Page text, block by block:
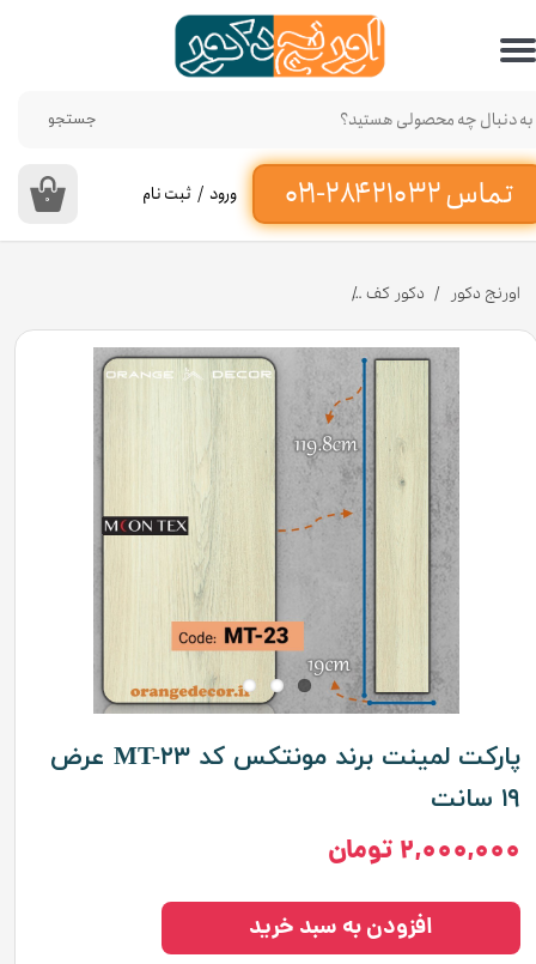
تماس ۳۲ ۲۱۰ ۲۸۴-۰۲۱‌
جستجو
۰ ورود / ثبت نام
حساب کاربری من
تغییر گذر واژه
سفارشات
خروج از حساب کاربری
اورنج دکور دکور کف
پارکت لمینت برند مونتکس کد MT-۲۳ عرض
۱۹ سانت
۲,۰۰۰,۰۰۰ تومان
افزودن به سبد خرید